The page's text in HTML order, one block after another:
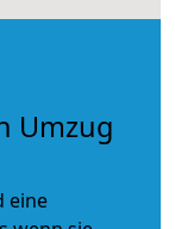
Umzug
eine